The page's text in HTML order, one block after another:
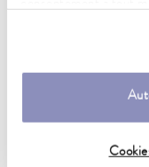
Étage de fluide
Espace minimal